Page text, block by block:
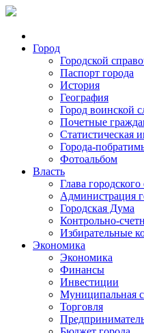
Город
Городской
Паспорт города
История
География
Город воинской
Почетные
Статистическая
Города-
Фотоальбом
Власть
Глава городского
Администрация
Городская Дума
Контрольно-
Избирательные
Экономика
Экономика
Финансы
Инвестиции
Муниципальная
Торговля